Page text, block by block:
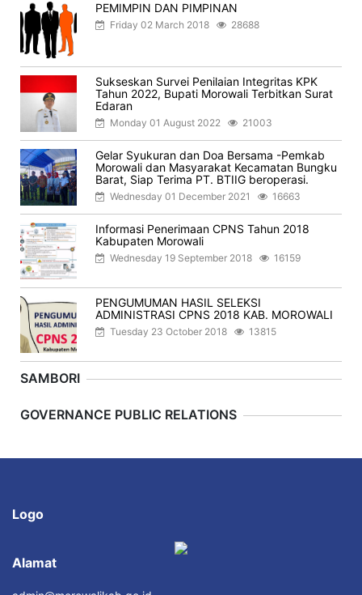
PEMIMPIN DAN PIMPINAN
Friday 02 March 2018 28688
Sukseskan Survei Penilaian Integritas KPK
Tahun 2022, Bupati Morowali Terbitkan Surat
Edaran
Monday 01 August 2022 21003
Gelar Syukuran dan Doa Bersama -Pemkab
Morowali dan Masyarakat Kecamatan Bungku
Barat, Siap Terima PT. BTIIG beroperasi.
Wednesday 01 December 2021 16663
Informasi Penerimaan CPNS Tahun 2018
Kabupaten Morowali
Wednesday 19 September 2018 16159
PENGUMUMAN HASIL SELEKSI
ADMINISTRASI CPNS 2018 KAB. MOROWALI
Tuesday 23 October 2018 13815
SAMBORI
Previous
GOVERNANCE PUBLIC RELATIONS
Logo
Alamat